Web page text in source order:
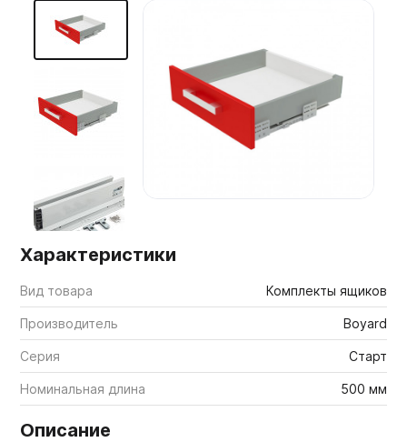
Мебельные образцы, каталоги
Характеристики
Вид товара Комплекты ящиков
Производитель Boyard
Серия Старт
Номинальная длина 500 мм
Описание